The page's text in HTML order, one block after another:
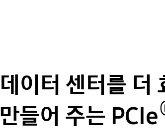
데이터 센터를 더
만들어 주는 PCIe